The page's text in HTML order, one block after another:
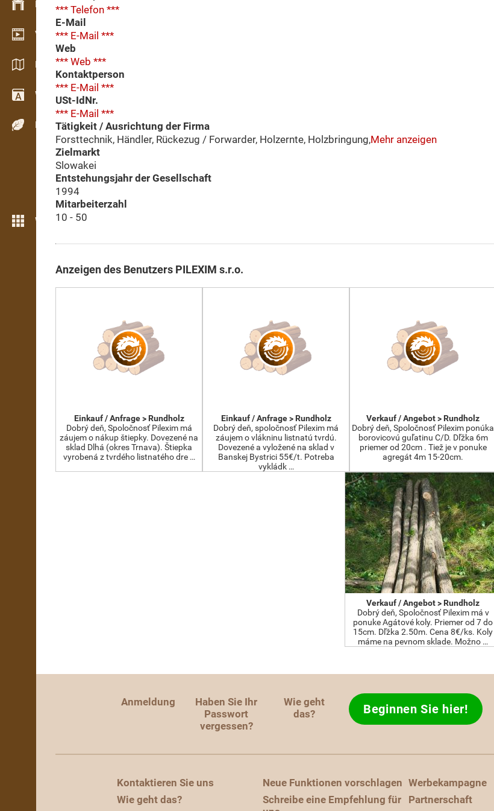
Bestandsmanagement
Video Showroom
Kataloge / Broschüren
Wörterbuch
Holzarten
Weitere Funktionen
*** Telefon ***
E-Mail
*** E-Mail ***
Web
*** Web ***
Kontaktperson
*** E-Mail ***
USt-IdNr.
*** E-Mail ***
Tätigkeit / Ausrichtung der Firma
Forsttechnik, Händler, Rückezug / Forwarder, Holzernte, Holzbringung,Mehr anzeigen
Zielmarkt
Slowakei
Entstehungsjahr der Gesellschaft
1994
Mitarbeiterzahl
10 - 50
Anzeigen des Benutzers PILEXIM s.r.o.
Einkauf / Anfrage > Rundholz
Dobrý deň, Spoločnosť Pilexim má
záujem o nákup štiepky. Dovezené na
sklad Dlhá (okres Trnava). Štiepka
vyrobená z tvrdého listnatého dre …
Einkauf / Anfrage > Rundholz
Dobrý deň, spoločnosť Pilexim má
záujem o vlákninu listnatú tvrdú.
Dovezené a vyložené na sklad v
Banskej Bystrici 55€/t. Potreba
vykládk …
Verkauf / Angebot > Rundholz
Dobrý deň, Spoločnosť Pilexim ponúka
borovicovú guľatinu C/D. Dľžka 6m
priemer od 20cm . Tiež je v ponuke
agregát 4m 15-20cm.
Verkauf / Angebot > Rundholz
Dobrý deň, Spoločnosť Pilexim má v
ponuke Agátové koly. Priemer od 7 do
15cm. Dľžka 2.50m. Cena 8€/ks. Koly
máme na pevnom sklade. Možno …
Anmeldung
Haben Sie Ihr
Passwort
vergessen?
Wie geht
das?
Beginnen Sie hier!
Kontaktieren Sie uns
Wie geht das?
Neue Funktionen vorschlagen
Schreibe eine Empfehlung für
Werbekampagne
Partnerschaft